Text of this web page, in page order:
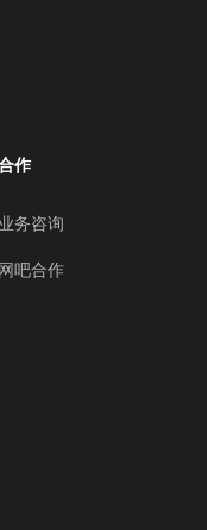
作
业务咨询
网吧合作